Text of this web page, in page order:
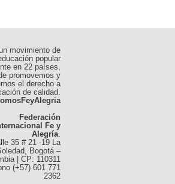
movimiento de
popular
en 22 países,
promovemos y
el derecho a
de calidad.
Federación
Fe y
Alegría.
35 # 21 -19 La
Bogotá –
| CP: 110311
(+57) 601 771
2362